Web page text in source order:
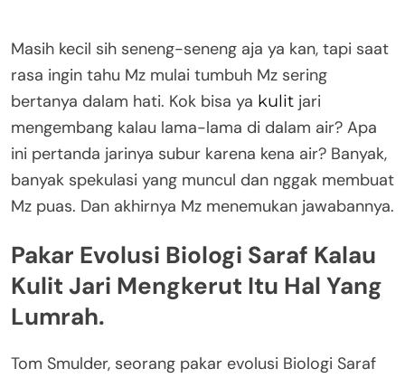
Masih kecil sih seneng-seneng aja ya kan, tapi saat
rasa ingin tahu Mz mulai tumbuh Mz sering
bertanya dalam hati. Kok bisa ya kulit jari
mengembang kalau lama-lama di dalam air? Apa
ini pertanda jarinya subur karena kena air? Banyak,
banyak spekulasi yang muncul dan nggak membuat
Mz puas. Dan akhirnya Mz menemukan jawabannya.
Pakar Evolusi Biologi Saraf Kalau
Kulit Jari Mengkerut Itu Hal Yang
Lumrah.
Tom Smulder, seorang pakar evolusi Biologi Saraf